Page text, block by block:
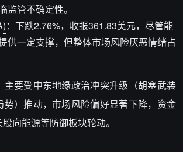
监管不确定性。
：下跌2.76%，收报361.83美元，尽管能
供一定支撑，但整体市场风险厌恶情绪占
主要受中东地缘政治冲突升级（胡塞武装
势）推动，市场风险偏好显著下降，资金
向能源等防御板块轮动。